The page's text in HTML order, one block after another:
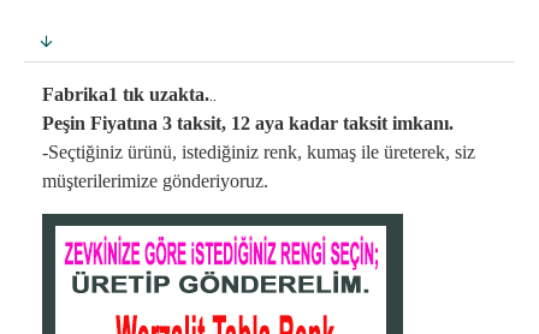
Fabrika1 tık uzakta...
Peşin Fiyatına 3 taksit, 12 aya kadar taksit imkanı.
-Seçtiğiniz ürünü, istediğiniz renk, kumaş ile üreterek, siz
müşterilerimize gönderiyoruz.